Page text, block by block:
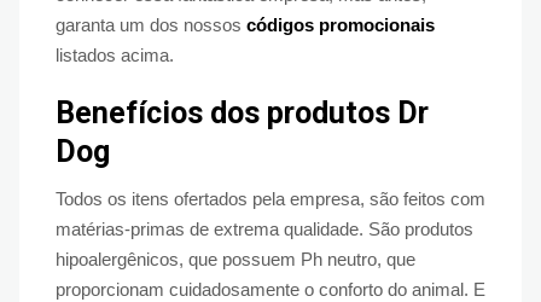
garanta um dos nossos códigos promocionais
listados acima.
Benefícios dos produtos Dr
Dog
Todos os itens ofertados pela empresa, são feitos com
matérias-primas de extrema qualidade. São produtos
hipoalergênicos, que possuem Ph neutro, que
proporcionam cuidadosamente o conforto do animal. E